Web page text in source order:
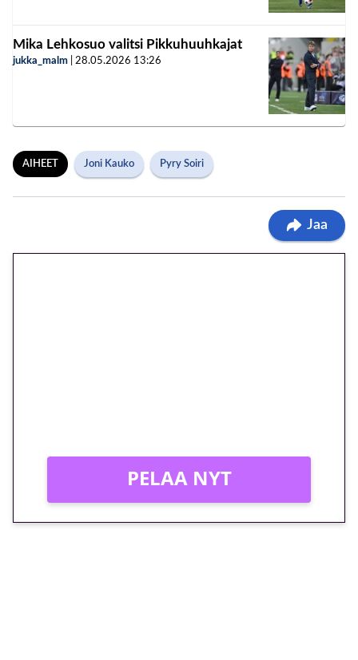
Mika Lehkosuo valitsi Pikkuhuuhkajat
jukka_malm 28.05.2026 13:26
AIHEET Joni Kauko Pyry Soiri
Jaa
PELAA NYT